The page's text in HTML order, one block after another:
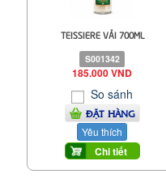
TEISSIERE VẢI 700ML
S001342
185.000 VND
So sánh
ĐẶT HÀNG
Yêu thích
Chi tiết